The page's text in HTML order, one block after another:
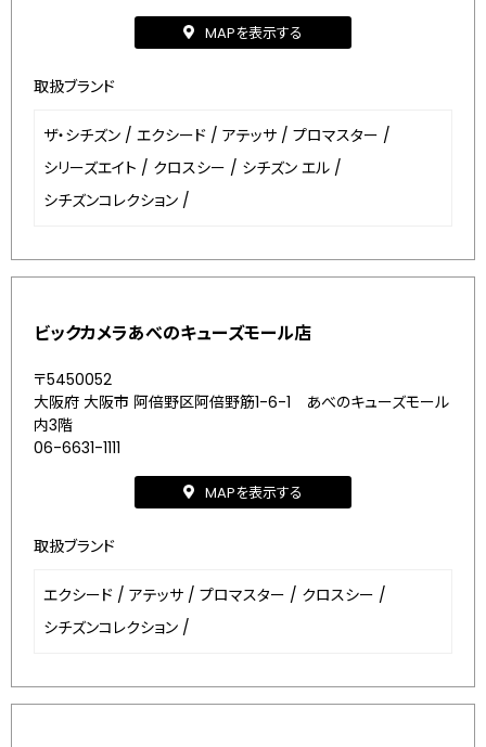
MAPを表示する
取扱ブランド
ザ・シチズン / エクシード / アテッサ / プロマスター /
シリーズエイト / クロスシー / シチズン エル /
シチズンコレクション /
ビックカメラあべのキューズモール店
〒5450052
大阪府 大阪市 阿倍野区阿倍野筋1-6-1 あべのキューズモール
内3階
06-6631-1111
MAPを表示する
取扱ブランド
エクシード / アテッサ / プロマスター / クロスシー /
シチズンコレクション /